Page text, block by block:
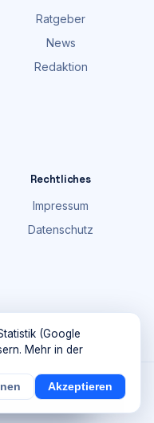
Ratgeber
News
Redaktion
Rechtliches
Impressum
Datenschutz
(ODbL)
Sichern ×
(Google
Mehr in der
Akzeptieren